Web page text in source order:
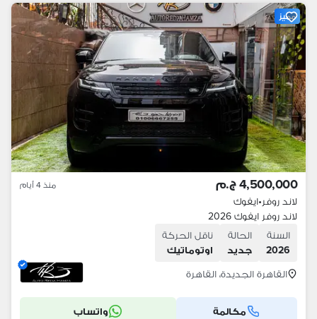
مميز
4,500,000 ج.م منذ 4 أيام
لاند روفر•ايفوك
لاند روفر ايفوك 2026
السنة
2026
الحالة
جديد
ناقل الحركة
اوتوماتيك
القاهرة الجديدة، القاهرة
مكالمة واتساب